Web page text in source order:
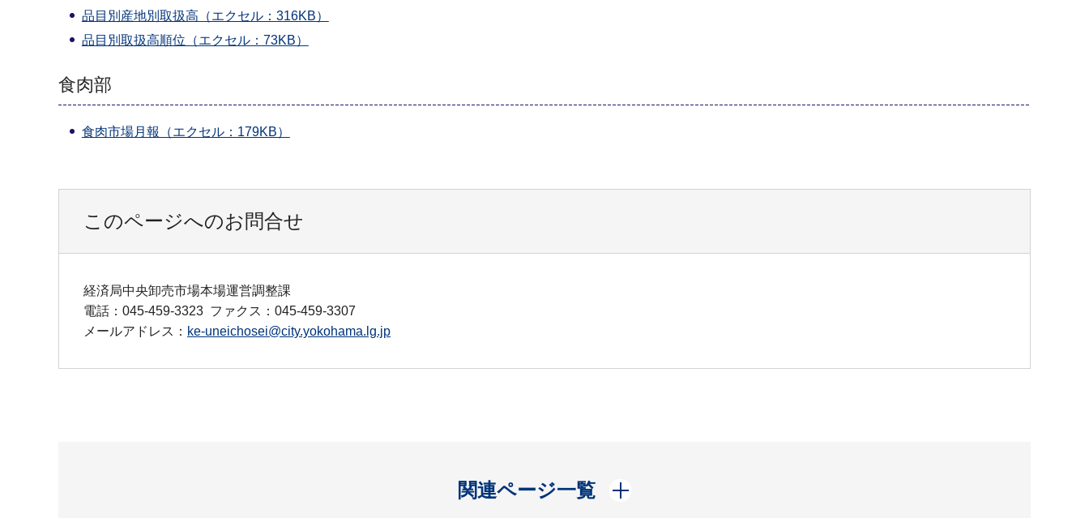
品目別産地別取扱高（エクセル：316KB）
品目別取扱高順位（エクセル：73KB）
食肉部
食肉市場月報（エクセル：179KB）
このページへのお問合せ
経済局中央卸売市場本場運営調整課
電話：045-459-3323 ファクス：045-459-3307
メールアドレス： ke-uneichosei@city.yokohama.lg.jp
関連ページ一覧
開く